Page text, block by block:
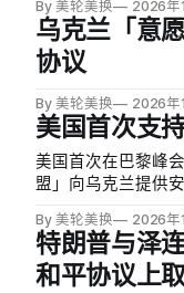
By 美轮美换 2026年
乌克兰「意
协议
By 美轮美换 2026年
美国首次支
美国首次在巴黎峰
盟」向乌克兰提供
（Steve Witkoff）
了峰会，维特科夫
些协议…
By 美轮美换 2026年
特朗普与泽
和平协议上